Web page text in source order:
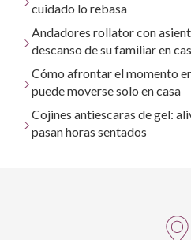
cuidado lo rebasa
Andadores rollator con
descanso de su familiar en
Cómo afrontar el momento
puede moverse solo en casa
Cojines antiescaras de gel:
pasan horas sentados